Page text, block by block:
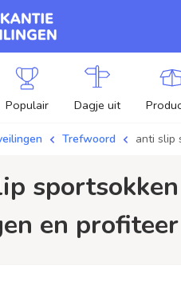
Populair Dagje uit
Trefwoord anti slip
en